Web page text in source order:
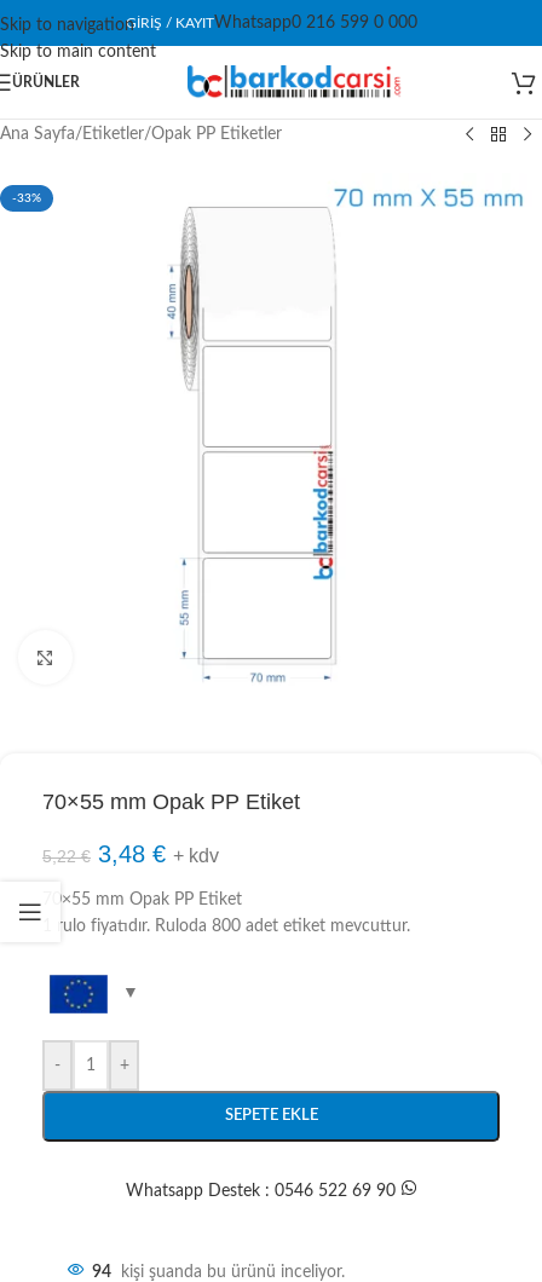
Skip to navigation
Skip to main content
GIRIŞ / KAYITWhatsapp0 216 599 0 000
ÜRÜNLER
Ana Sayfa/ Etiketler/Opak PP Etiketler
-33%
70×55 mm Opak PP Etiket
5,22€ 3,48 € + kdv
70×55 mm Opak PP Etiket
1 rulo fiyatıdır. Ruloda 800 adet etiket mevcuttur.
- +
SEPETE EKLE
Whatsapp Destek : 0546 522 69 90
94 kişi şuanda bu ürünü inceliyor.